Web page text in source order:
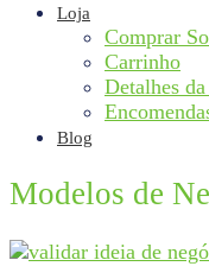
Loja
Comprar
Carrinho
Detalhes
Blog
Modelos de